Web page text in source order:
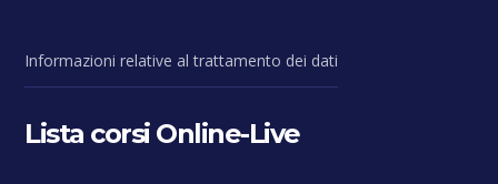
Informazioni relative al trattamento dei dati
Lista corsi Online-Live